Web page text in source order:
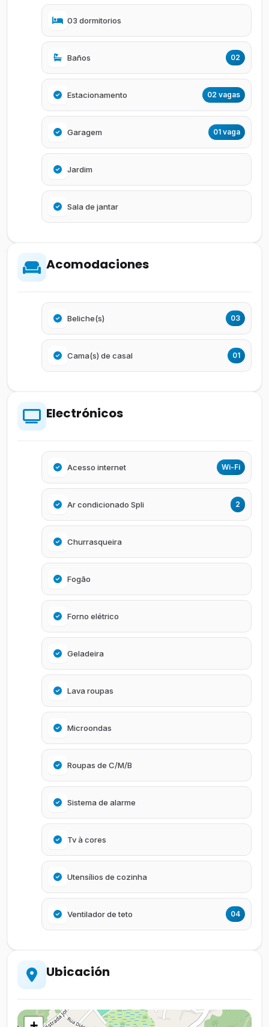
03 dormitorios
Baños 02
Estacionamento 02 vagas
Garagem 01 vaga
Jardim
Sala de jantar
Acomodaciones
Beliche(s) 03
Cama(s) de casal 01
Electrónicos
Acesso internet Wi-Fi
Ar condicionado Spli 2
Churrasqueira
Fogão
Forno elétrico
Geladeira
Lava roupas
Microondas
Roupas de C/M/B
Sistema de alarme
Tv à cores
Utensílios de cozinha
Ventilador de teto 04
Ubicación